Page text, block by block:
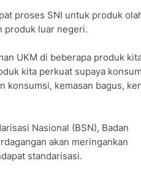
proses SNI untuk produk
produk luar negeri.
UKM di beberapa produk
kita perkuat supaya
konsumsi, kemasan bagus,
Nasional (BSN), Badan
akan meringankan
standarisasi.